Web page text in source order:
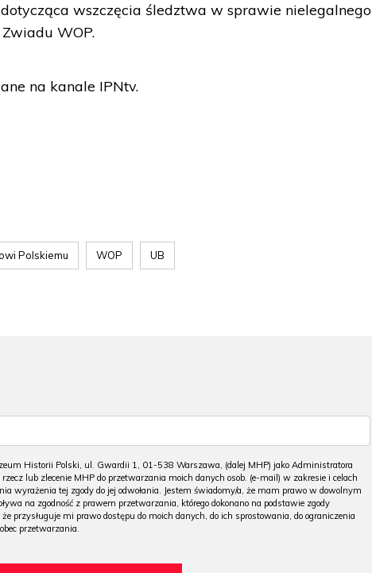
wszczęcia śledztwa w sprawie nielegalnego
WOP.
na kanale IPNtv.
Polskiemu WOP UB
Historii Polski, ul. Gwardii 1, 01-538 Warszawa, (dalej MHP) jako Administratora
lub zlecenie MHP do przetwarzania moich danych osob. (e-mail) w zakresie i celach
wyrażenia tej zgody do jej odwołania. Jestem świadomy/a, że mam prawo w dowolnym
na zgodność z prawem przetwarzania, którego dokonano na podstawie zgody
przysługuje mi prawo dostępu do moich danych, do ich sprostowania, do ograniczenia
przetwarzania.